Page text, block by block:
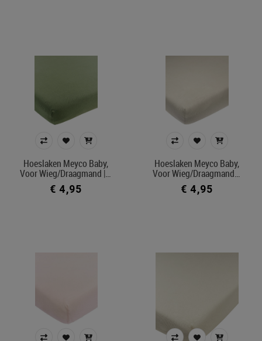
Prijs
In voorraad
Hoeslaken Meyco Baby,
Voor Wieg/draagmand |…
€ 4,95
Hoeslaken Meyco Baby,
Voor Wieg/draagmand…
€ 4,95